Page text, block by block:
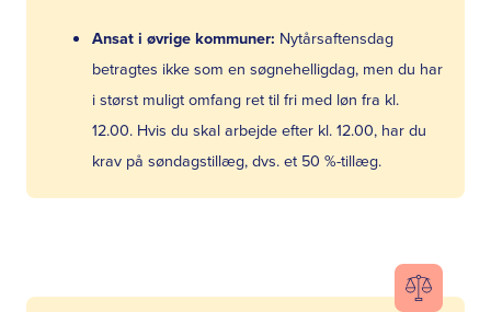
Ansat i øvrige kommuner: Nytårsaftensdag
betragtes ikke som en søgnehelligdag, men du har
i størst muligt omfang ret til fri med løn fra kl.
12.00. Hvis du skal arbejde efter kl. 12.00, har du
krav på søndagstillæg, dvs. et 50 %-tillæg.